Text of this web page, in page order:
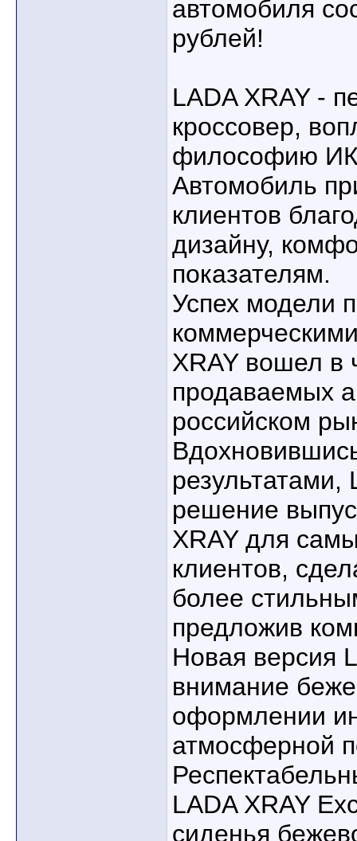
автомобиля
рублей!
LADA XRAY -
кроссовер,
философию
Автомобиль
клиентов
дизайну,
показателям.
Успех модели
XRAY вошел в
продаваемых
российском
результатами,
решение
XRAY для
клиентов,
более
предложив
Новая версия
внимание
оформлении
атмосферной
LADA XRAY
сиденья